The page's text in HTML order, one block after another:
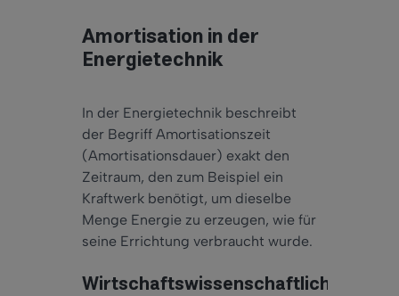
Amortisation in der
Energietechnik
In der Energietechnik beschreibt
der Begriff Amortisationszeit
(Amortisationsdauer) exakt den
Zeitraum, den zum Beispiel ein
Kraftwerk benötigt, um dieselbe
Menge Energie zu erzeugen, wie für
seine Errichtung verbraucht wurde.
Wirtschaftswissenschaftliche